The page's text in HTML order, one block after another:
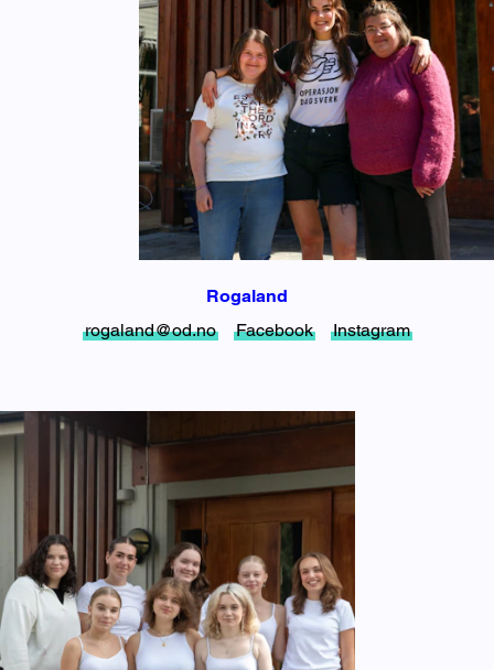
Rogaland
rogaland@od.no
Facebook Instagram